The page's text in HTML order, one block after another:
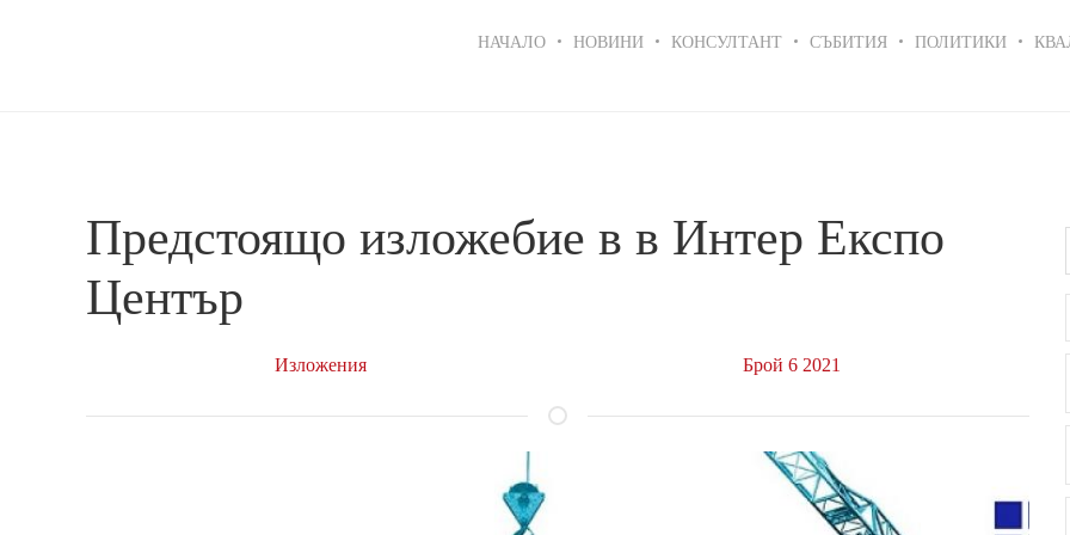
navigation
НАЧАЛО НОВИНИ КОНСУЛТАНТ СЪБИТИЯ ПОЛИТИКИ
Предстоящо изложебие в в Интер Експо
Център
Изложения Брой 6 2021